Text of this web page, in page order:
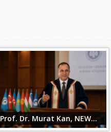
Prof. Dr. Murat Kan, NEW...